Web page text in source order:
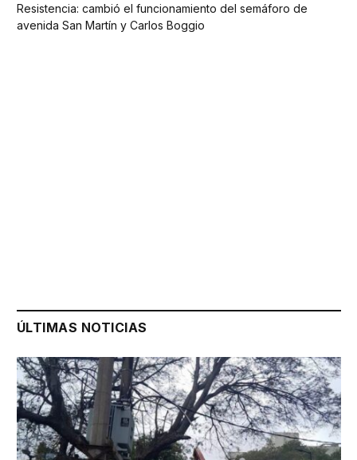
Resistencia: cambió el funcionamiento del semáforo de
avenida San Martín y Carlos Boggio
ÚLTIMAS NOTICIAS